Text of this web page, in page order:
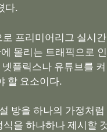
다.
프리미어리그 실시
몰리는 트래픽으로
플릭스나 유튜브를
할 요소이다.
방을 하나의 가정처
을 하나하나 제시할